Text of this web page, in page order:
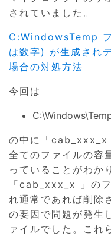
されていました。
C:WindowsTemp
は数字) が生成され
場合の対処方法
今回は
の中に「cab_xxx_x
全てのファイルの容
っていることがわか
「cab_xxx_x 」の
れ通常であれば削除
の要因で問題が発生
ァイルでした。これ